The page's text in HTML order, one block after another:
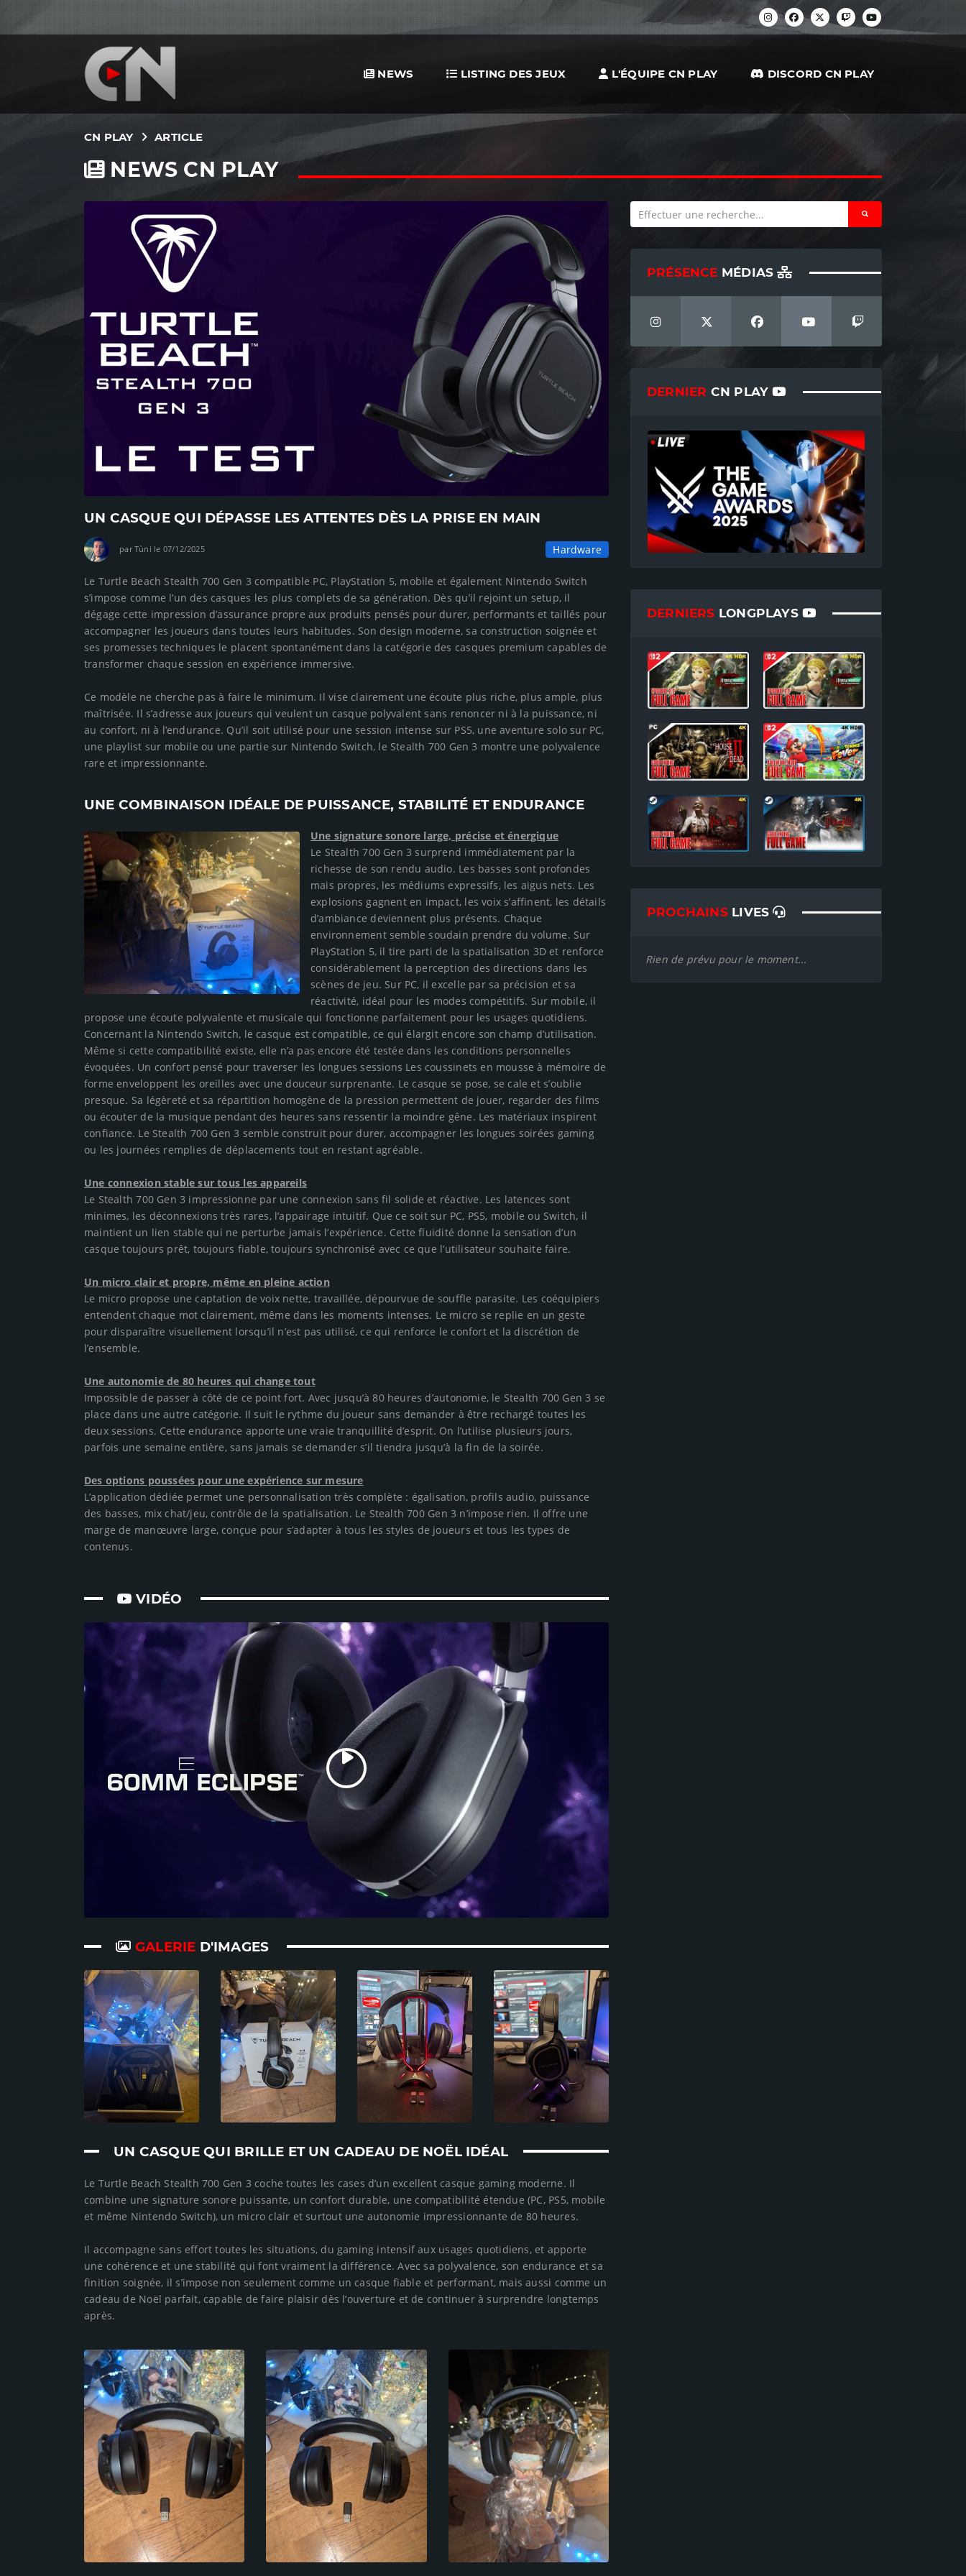
NEWS LISTING DES JEUX L'ÉQUIPE CN PLAY DISCORD CN PLAY
CN PLAY ARTICLE
NEWS CN PLAY
UN CASQUE QUI DÉPASSE LES ATTENTES DÈS LA PRISE EN MAIN
par Tùni le 07/12/2025 Hardware
Le Turtle Beach Stealth 700 Gen 3 compatible PC, PlayStation 5, mobile et également Nintendo Switch
s’impose comme l’un des casques les plus complets de sa génération. Dès qu’il rejoint un setup, il
dégage cette impression d’assurance propre aux produits pensés pour durer, performants et taillés pour
accompagner les joueurs dans toutes leurs habitudes. Son design moderne, sa construction soignée et
ses promesses techniques le placent spontanément dans la catégorie des casques premium capables de
transformer chaque session en expérience immersive.
Ce modèle ne cherche pas à faire le minimum. Il vise clairement une écoute plus riche, plus ample, plus
maîtrisée. Il s’adresse aux joueurs qui veulent un casque polyvalent sans renoncer ni à la puissance, ni
au confort, ni à l’endurance. Qu’il soit utilisé pour une session intense sur PS5, une aventure solo sur PC,
une playlist sur mobile ou une partie sur Nintendo Switch, le Stealth 700 Gen 3 montre une polyvalence
rare et impressionnante.
UNE COMBINAISON IDÉALE DE PUISSANCE, STABILITÉ ET ENDURANCE
Une signature sonore large, précise et énergique
Le Stealth 700 Gen 3 surprend immédiatement par la
richesse de son rendu audio. Les basses sont profondes
mais propres, les médiums expressifs, les aigus nets. Les
explosions gagnent en impact, les voix s’affinent, les détails
d’ambiance deviennent plus présents. Chaque
environnement semble soudain prendre du volume. Sur
PlayStation 5, il tire parti de la spatialisation 3D et renforce
considérablement la perception des directions dans les
scènes de jeu. Sur PC, il excelle par sa précision et sa
réactivité, idéal pour les modes compétitifs. Sur mobile, il
propose une écoute polyvalente et musicale qui fonctionne parfaitement pour les usages quotidiens.
Concernant la Nintendo Switch, le casque est compatible, ce qui élargit encore son champ d’utilisation.
Même si cette compatibilité existe, elle n’a pas encore été testée dans les conditions personnelles
évoquées. Un confort pensé pour traverser les longues sessions Les coussinets en mousse à mémoire de
forme enveloppent les oreilles avec une douceur surprenante. Le casque se pose, se cale et s’oublie
presque. Sa légèreté et sa répartition homogène de la pression permettent de jouer, regarder des films
ou écouter de la musique pendant des heures sans ressentir la moindre gêne. Les matériaux inspirent
confiance. Le Stealth 700 Gen 3 semble construit pour durer, accompagner les longues soirées gaming
ou les journées remplies de déplacements tout en restant agréable.
Une connexion stable sur tous les appareils
Le Stealth 700 Gen 3 impressionne par une connexion sans fil solide et réactive. Les latences sont
minimes, les déconnexions très rares, l’appairage intuitif. Que ce soit sur PC, PS5, mobile ou Switch, il
maintient un lien stable qui ne perturbe jamais l’expérience. Cette fluidité donne la sensation d’un
casque toujours prêt, toujours fiable, toujours synchronisé avec ce que l’utilisateur souhaite faire.
Un micro clair et propre, même en pleine action
Le micro propose une captation de voix nette, travaillée, dépourvue de souffle parasite. Les coéquipiers
entendent chaque mot clairement, même dans les moments intenses. Le micro se replie en un geste
pour disparaître visuellement lorsqu’il n’est pas utilisé, ce qui renforce le confort et la discrétion de
l’ensemble.
Une autonomie de 80 heures qui change tout
Impossible de passer à côté de ce point fort. Avec jusqu’à 80 heures d’autonomie, le Stealth 700 Gen 3 se
place dans une autre catégorie. Il suit le rythme du joueur sans demander à être rechargé toutes les
deux sessions. Cette endurance apporte une vraie tranquillité d’esprit. On l’utilise plusieurs jours,
parfois une semaine entière, sans jamais se demander s’il tiendra jusqu’à la fin de la soirée.
Des options poussées pour une expérience sur mesure
L’application dédiée permet une personnalisation très complète : égalisation, profils audio, puissance
des basses, mix chat/jeu, contrôle de la spatialisation. Le Stealth 700 Gen 3 n’impose rien. Il offre une
marge de manœuvre large, conçue pour s’adapter à tous les styles de joueurs et tous les types de
contenus.
VIDÉO
GALERIE D'IMAGES
UN CASQUE QUI BRILLE ET UN CADEAU DE NOËL IDÉAL
Le Turtle Beach Stealth 700 Gen 3 coche toutes les cases d’un excellent casque gaming moderne. Il
combine une signature sonore puissante, un confort durable, une compatibilité étendue (PC, PS5, mobile
et même Nintendo Switch), un micro clair et surtout une autonomie impressionnante de 80 heures.
Il accompagne sans effort toutes les situations, du gaming intensif aux usages quotidiens, et apporte
une cohérence et une stabilité qui font vraiment la différence. Avec sa polyvalence, son endurance et sa
finition soignée, il s’impose non seulement comme un casque fiable et performant, mais aussi comme un
cadeau de Noël parfait, capable de faire plaisir dès l’ouverture et de continuer à surprendre longtemps
après.
PRÉSENCE MÉDIAS
DERNIER CN PLAY
DERNIERS LONGPLAYS
PROCHAINSLIVES
Rien de prévu pour le moment...